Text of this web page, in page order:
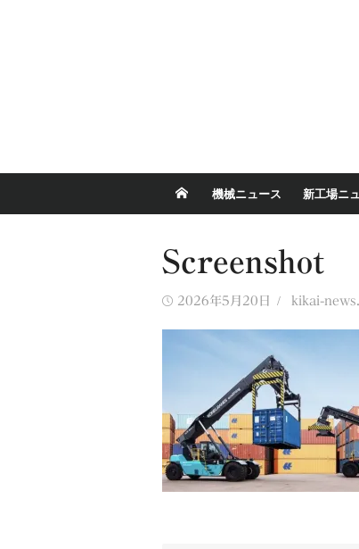
機械ニュース 新工場ニ
Screenshot
Posted
2026年5月20日 Author
kikai-